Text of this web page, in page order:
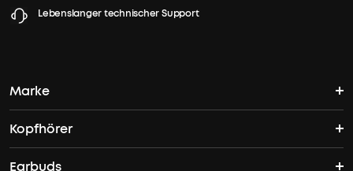
Lebenslanger technischer Support
Marke
soundcores Geschichte
Kopfhörer
Bluetooth Kopfhörer
Earbuds